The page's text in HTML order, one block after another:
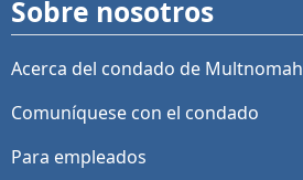
Sobre nosotros
Acerca del condado de Multnomah
Comuníquese con el condado
Para empleados